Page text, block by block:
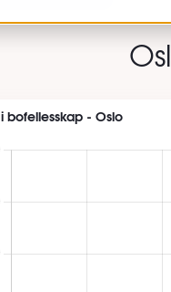
bofellesskap - Oslo